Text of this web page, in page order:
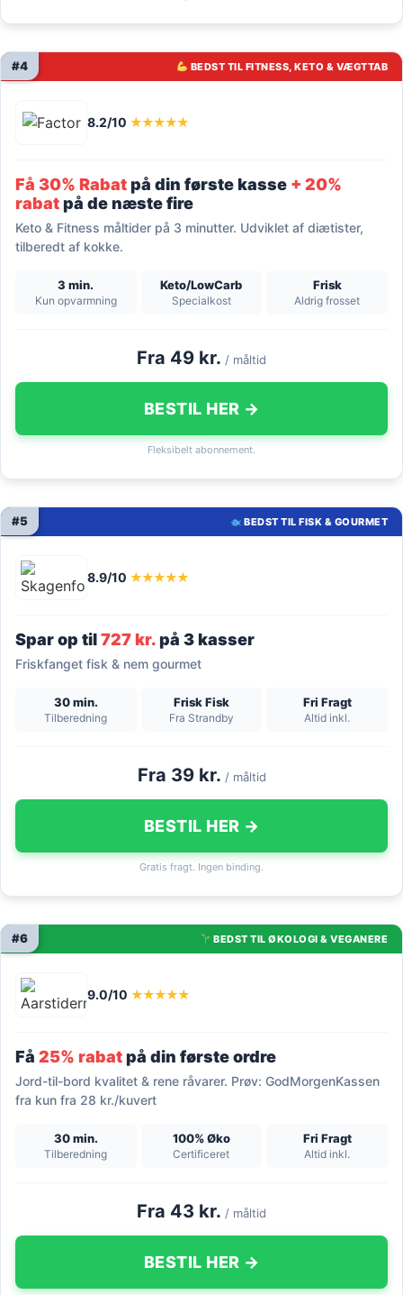
BEDST TIL FITNESS, KETO & VÆGTTAB
#4
8.2/10 ★★★★★
Få 30% Rabatpå din første kasse + 20%
rabatpå de næste fire
Keto & Fitness måltider på 3 minutter. Udviklet af diætister,
tilberedt af kokke.
3 min.
Kun opvarmning
Keto/LowCarb
Specialkost
Frisk
Aldrig frosset
Fra 49 kr. / måltid
BESTIL HER →
Fleksibelt abonnement.
BEDST TIL FISK & GOURMET
#5
8.9/10 ★★★★★
Spar op til727 kr.på 3 kasser
Friskfanget fisk & nem gourmet
30 min.
Tilberedning
Frisk Fisk
Fra Strandby
Fri Fragt
Altid inkl.
Fra 39 kr. / måltid
BESTIL HER →
Gratis fragt. Ingen binding.
BEDST TIL ØKOLOGI & VEGANERE
#6
9.0/10 ★★★★★
Få 25% rabatpå din første ordre
Jord-til-bord kvalitet & rene råvarer. Prøv: GodMorgenKassen
fra kun fra 28 kr./kuvert
30 min.
Tilberedning
100% Øko
Certificeret
Fri Fragt
Altid inkl.
Fra 43 kr. / måltid
BESTIL HER →